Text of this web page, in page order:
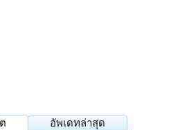
อัพเดทล่าสุด